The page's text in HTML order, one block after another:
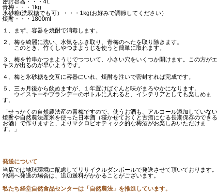
密封容器・・・4L
青梅・・・1kg
氷砂糖(洗双糖でも可）・・・1kg(お好みで調節してください）
焼酎・・・1800ml
１、まず、容器を焼酎で消毒します。
２、梅を綺麗に洗い、水気をふき取り、青梅のへたを取り除きます。
このとき、竹くしやつまようじを使うと簡単に取れます。
３、梅を竹串かつまようじでつついて、小さい穴をいくつか開けます。この方がエ
キスが出るのが早いようです。
４、梅と氷砂糖を交互に容器にいれ、焼酎を注いで密封すれば完成です。
５、三ヵ月後から飲めますが、１年置けばぐんと味がまろやかになります。
ウイスキーやブランデーのボトルに入れると、インテリアとしても楽しめま
す。
「せっかくの自然農法産の青梅ですので、使うお酒も、アルコール添加していない
焼酎や自然農法産米を使った日本酒（寝かせておくと古酒になる長期保存のできる
お酒）で作りますと、よりマクロビオティック的な梅酒がお楽しみいただけま
す。」
発送について
当店では地球環境に配慮してリサイクルダンボールで発送させて頂いております。
沖縄へ発送の場合は、追加送料がかかることがございます。
私たち経堂自然食品センターは「自然農法」を推進しています。